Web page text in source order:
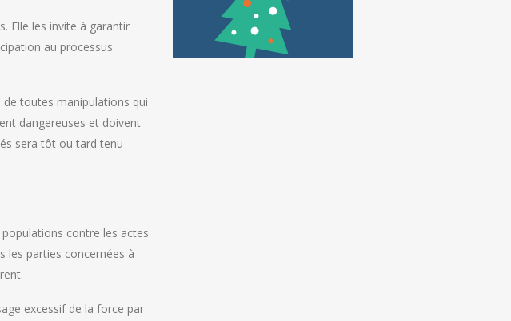
Elle les invite à garantir
au processus
de toutes manipulations qui
dangereuses et doivent
sera tôt ou tard tenu
contre les actes
les parties concernées à
excessif de la force par